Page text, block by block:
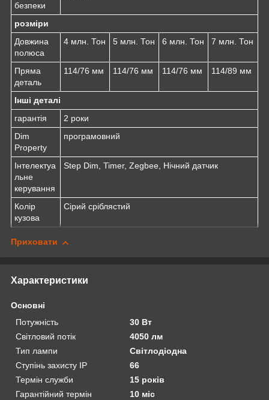
безпеки
розміри
Довжина
полюса
4 млн. Тон 5 млн. Тон 6 млн. Тон 7 млн. Тон
Пряма
деталь
114/76 мм 114/76 мм 114/76 мм 114/89 мм
Інші деталі
гарантія
2 роки
Dim
Property
програмовний
Інтелектуа
льне
керування
Step Dim, Timer, Zegbee, Нічний датчик
Колір
кузова
Сірий сріблястий
Приховати
Характеристики
Основні
Потужність
30 Вт
Світловий потік
4050 лм
Тип лампи
Світлодіодна
Ступінь захисту IP
66
Термін служби
15 років
Гарантійний термін
10 міс